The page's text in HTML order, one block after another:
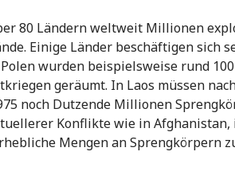
80 Ländern weltweit Millionen
Einige Länder beschäftigen sich
wurden beispielsweise rund
geräumt. In Laos müssen
noch Dutzende Millionen
Konflikte wie in Afghanistan,
Mengen an Sprengkörpern